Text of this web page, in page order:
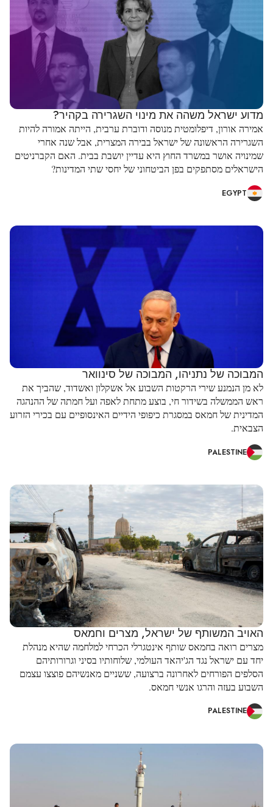
מדוע ישראל משהה את מינוי השגרירה בקהיר?
אמירה אורון, דיפלומטית מנוסה ודוברת ערבית, הייתה אמורה להיות
השגרירה הראשונה של ישראל בבירה המצרית, אבל שנה אחרי
שמינויה אושר במשרד החוץ היא עדיין יושבת בבית. האם הקברניטים
הישראלים מסתפקים בפן הביטחוני של יחסי שתי המדינות?
EGYPT
המבוכה של נתניהו, המבוכה של סינוואר
לא מן הנמנע שירי הרקטות השבוע אל אשקלון ואשדוד, שהביך את
ראש הממשלה בשידור חי, בוצע מתחת לאפה ועל חמתה של ההנהגה
המדינית של חמאס במסגרת כיפופי הידיים האינסופיים עם בכירי הזרוע
הצבאית.
PALESTINE
האויב המשותף של ישראל, מצרים וחמאס
מצרים רואה בחמאס שותף אינטגרלי הכרחי למלחמה שהיא מנהלת
יחד עם ישראל נגד הג'יהאד העולמי, שלוחותיו בסיני וגרורותיהם
הסלפים הפורחים לאחרונה ברצועה, ששניים מאנשיהם פוצצו עצמם
השבוע בעזה והרגו אנשי חמאס.
PALESTINE